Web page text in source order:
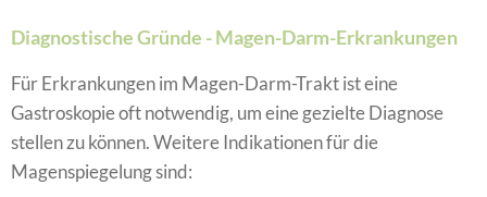
Diagnostische Gründe - Magen-Darm-Erkrankungen
Für Erkrankungen im Magen-Darm-Trakt ist eine
Gastroskopie oft notwendig, um eine gezielte Diagnose
stellen zu können. Weitere Indikationen für die
Magenspiegelung sind: